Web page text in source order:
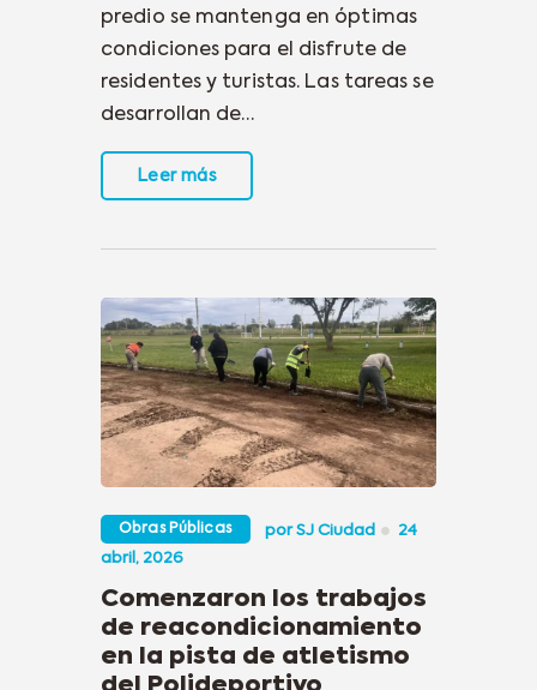
predio se mantenga en óptimas
condiciones para el disfrute de
residentes y turistas. Las tareas se
desarrollan de…
Leer más
Obras Públicas porSJ Ciudad
24
abril, 2026
Comenzaron los trabajos
de reacondicionamiento
en la pista de atletismo